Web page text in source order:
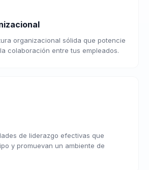
organizacional sólida que potencie
colaboración entre tus empleados.
de liderazgo efectivas que
y promuevan un ambiente de